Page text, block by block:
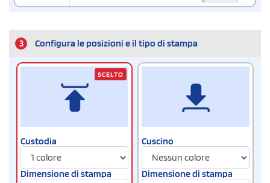
3 Configura le posizioni e il tipo di stampa
Custodia
Dimensione di stampa
SCELTO
Cuscino
Dimensione di stampa